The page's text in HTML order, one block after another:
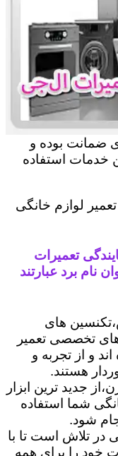
ضمانت بوده و
خدمات استفاده
لوازم خانگی
تعمیرات
نام برد عبارتند
های
تخصصی تعمیر
و از تجربه و
هستند.
جدید ترین ابزار
شما استفاده
شود.
در تلاش است تا با
خود را برای همه